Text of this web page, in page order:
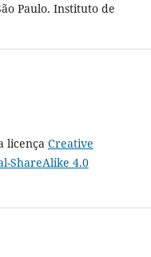
Paulo. Instituto de
licença Creative
ShareAlike 4.0